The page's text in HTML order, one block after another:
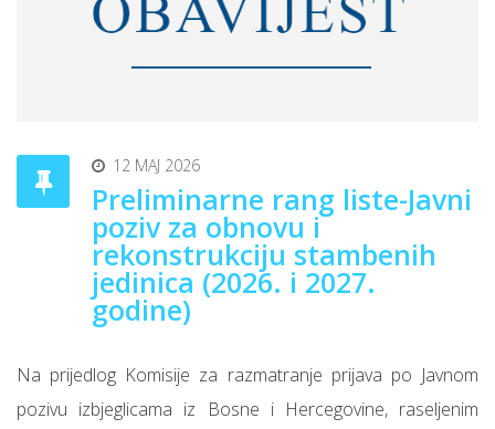
12 MAJ 2026
Preliminarne rang liste-Javni
poziv za obnovu i
rekonstrukciju stambenih
jedinica (2026. i 2027.
godine)
Na prijedlog Komisije za razmatranje prijava po Javnom
pozivu izbjeglicama iz Bosne i Hercegovine, raseljenim